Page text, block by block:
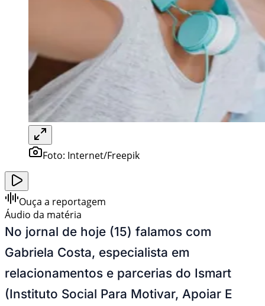
Foto: Internet/Freepik
Ouça a reportagem
Áudio da matéria
No jornal de hoje (15) falamos com
Gabriela Costa, especialista em
relacionamentos e parcerias do Ismart
(Instituto Social Para Motivar, Apoiar E